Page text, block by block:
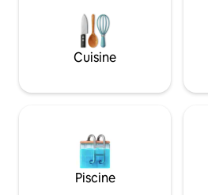
un bar à café et à vin, des jeux, des
et une buanderie au sous-sol. À
l'extérieur, vous et vos animaux de
compagnie profiterez d'une cour
patio, de meubles d'extérieur et
Cuisine
Piscine